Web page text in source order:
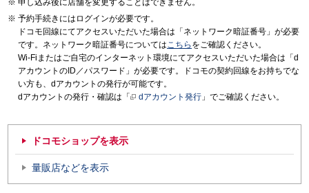
申し込み後に店舗を変更することはできません。
予約手続きにはログインが必要です。
ドコモ回線にてアクセスいただいた場合は「ネットワーク暗証番号」が必要
です。ネットワーク暗証番号についてはこちら をご確認ください。
Wi-Fiまたはご自宅のインターネット環境にてアクセスいただいた場合は「d
アカウントのID／パスワード」が必要です。ドコモの契約回線をお持ちでな
い方も、dアカウントの発行が可能です。
dアカウントの発行・確認は「
dアカウント発行 」でご確認ください。
ドコモショップを表示
量販店などを表示